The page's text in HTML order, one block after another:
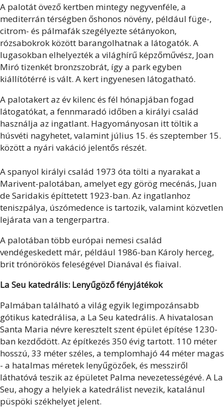
A palotát övező kertben mintegy negyvenféle, a
mediterrán térségben őshonos növény, például füge-,
citrom- és pálmafák szegélyezte sétányokon,
rózsabokrok között barangolhatnak a látogatók. A
lugasokban elhelyezték a világhírű képzőművész, Joan
Miró tizenkét bronzszobrát, így a park egyben
kiállítótérré is vált. A kert ingyenesen látogatható.
A palotakert az év kilenc és fél hónapjában fogad
látogatókat, a fennmaradó időben a királyi család
használja az ingatlant. Hagyományosan itt töltik a
húsvéti nagyhetet, valamint július 15. és szeptember 15.
között a nyári vakáció jelentős részét.
A spanyol királyi család 1973 óta tölti a nyarakat a
Marivent-palotában, amelyet egy görög mecénás, Juan
de Saridakis építtetett 1923-ban. Az ingatlanhoz
teniszpálya, úszómedence is tartozik, valamint közvetlen
lejárata van a tengerpartra.
A palotában több európai nemesi család
vendégeskedett már, például 1986-ban Károly herceg,
brit trónörökös feleségével Dianával és fiaival.
La Seu katedrális: Lenyűgöző fényjátékok
Palmában található a világ egyik legimpozánsabb
gótikus katedrálisa, a La Seu katedrális. A hivatalosan
Santa Maria névre keresztelt szent épület építése 1230-
ban kezdődött. Az építkezés 350 évig tartott. 110 méter
hosszú, 33 méter széles, a templomhajó 44 méter magas
- a hatalmas méretek lenyűgözőek, és messziről
láthatóvá teszik az épületet Palma nevezetességévé. A La
Seu, ahogy a helyiek a katedrálist nevezik, katalánul
püspöki székhelyet jelent.